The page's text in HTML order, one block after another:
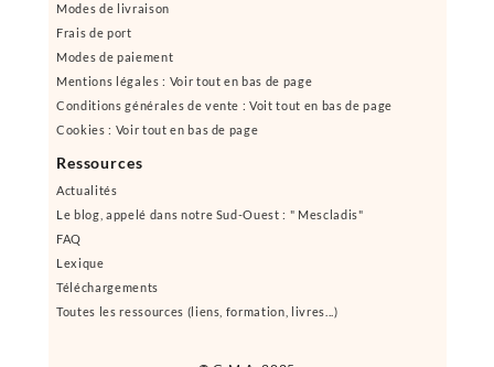
Modes de livraison
Frais de port
Modes de paiement
Mentions légales : Voir tout en bas de page
Conditions générales de vente : Voit tout en bas de page
Cookies : Voir tout en bas de page
Ressources
Actualités
Le blog, appelé dans notre Sud-Ouest : " Mescladis"
FAQ
Lexique
Téléchargements
Toutes les ressources (liens, formation, livres...)